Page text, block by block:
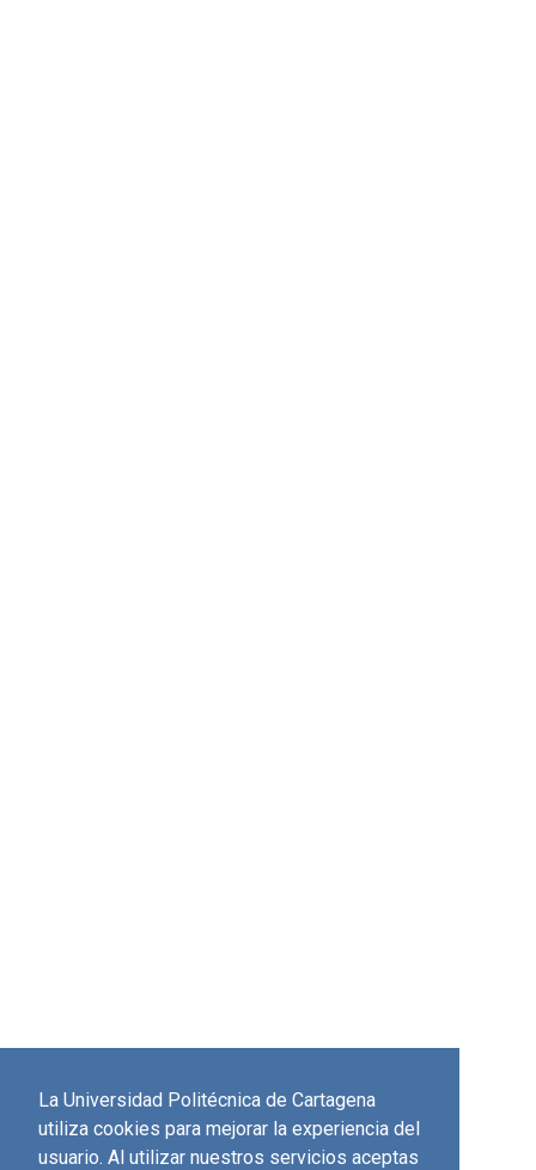
La Universidad Politécnica de Cartagena
utiliza cookies para mejorar la experiencia del
usuario. Al utilizar nuestros servicios aceptas